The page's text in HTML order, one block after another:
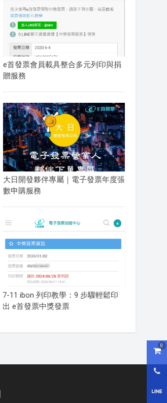
購
0
e首發票會員載具整合多元列印與捐
贈服務
大日開發夥伴專屬｜電子發票年度張
數申購服務
7-11 ibon 列印教學：9 步驟輕鬆印
出 e首發票中獎發票